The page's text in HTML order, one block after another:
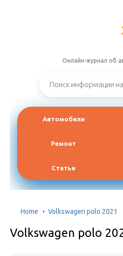
Онлайн-журнал об
Автомобили
Ремонт
Статьи
Home Volkswagen polo 2021
Volkswagen polo